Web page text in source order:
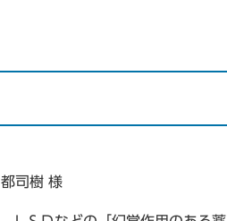
司樹 様